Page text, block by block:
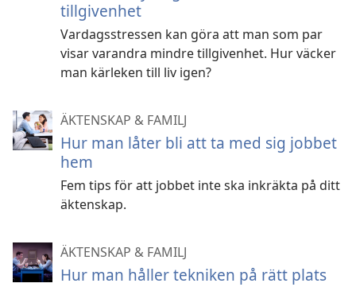
tillgivenhet
Vardagsstressen kan göra att man som par
visar varandra mindre tillgivenhet. Hur väcker
man kärleken till liv igen?
ÄKTENSKAP & FAMILJ
Hur man låter bli att ta med sig jobbet
hem
Fem tips för att jobbet inte ska inkräkta på ditt
äktenskap.
ÄKTENSKAP & FAMILJ
Hur man håller tekniken på rätt plats